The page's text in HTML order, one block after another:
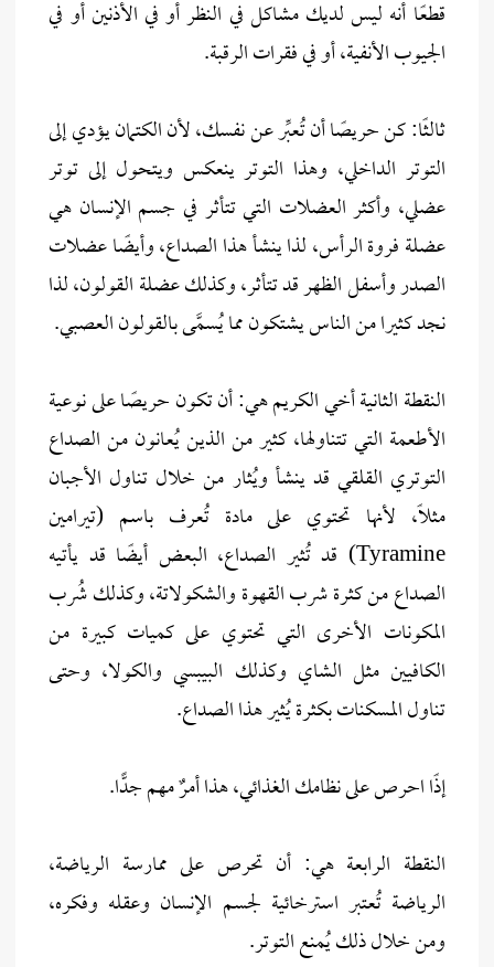
قطعًا أنه ليس لديك مشاكل في النظر أو في الأذنين أو في
الجيوب الأنفية، أو في فقرات الرقبة.
ثالثًا: كن حريصًا أن تُعبِّر عن نفسك، لأن الكتمان يؤدي إلى
التوتر الداخلي، وهذا التوتر ينعكس ويتحول إلى توتر
عضلي، وأكثر العضلات التي تتأثر في جسم الإنسان هي
عضلة فروة الرأس، لذا ينشأ هذا الصداع، وأيضًا عضلات
الصدر وأسفل الظهر قد تتأثر، وكذلك عضلة القولون، لذا
نجد كثيرا من الناس يشتكون مما يُسمَّى بالقولون العصبي.
النقطة الثانية أخي الكريم هي: أن تكون حريصًا على نوعية
الأطعمة التي تتناولها، كثير من الذين يُعانون من الصداع
التوتري القلقي قد ينشأ ويُثار من خلال تناول الأجبان
مثلاً، لأنها تحتوي على مادة تُعرف باسم (تيرامين
Tyramine) قد تُثير الصداع، البعض أيضًا قد يأتيه
الصداع من كثرة شرب القهوة والشكولاتة، وكذلك شُرب
المكونات الأخرى التي تحتوي على كميات كبيرة من
الكافيين مثل الشاي وكذلك البيبسي والكولا، وحتى
تناول المسكنات بكثرة يُثير هذا الصداع.
إذًا احرص على نظامك الغذائي، هذا أمرٌ مهم جدًّا.
النقطة الرابعة هي: أن تحرص على ممارسة الرياضة،
الرياضة تُعتبر استرخائية لجسم الإنسان وعقله وفكره،
ومن خلال ذلك يُمنع التوتر.